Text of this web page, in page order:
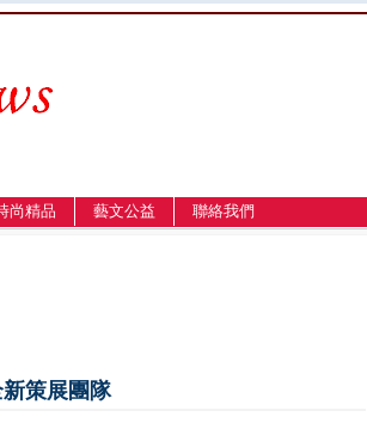
尚精品 藝文公益 聯絡我們
策展團隊